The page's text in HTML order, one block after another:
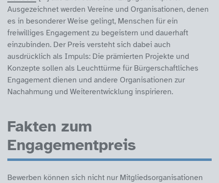
Ausgezeichnet werden Vereine und Organisationen, denen
es in besonderer Weise gelingt, Menschen für ein
freiwilliges Engagement zu begeistern und dauerhaft
einzubinden. Der Preis versteht sich dabei auch
ausdrücklich als Impuls: Die prämierten Projekte und
Konzepte sollen als Leuchttürme für Bürgerschaftliches
Engagement dienen und andere Organisationen zur
Nachahmung und Weiterentwicklung inspirieren.
Fakten zum
Engagementpreis
Bewerben können sich nicht nur Mitgliedsorganisationen